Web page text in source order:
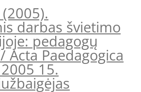
darbas švietimo
pedagogų
Acta Paedagogica
15.
užbaigėjas